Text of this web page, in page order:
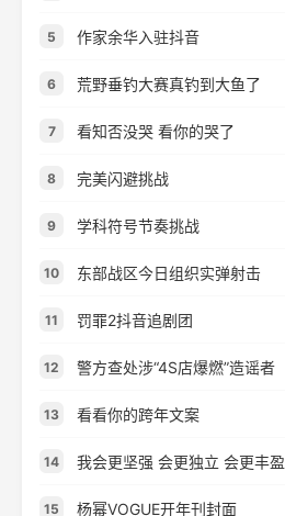
5 作家余华入驻抖音
6 荒野垂钓大赛真钓到大鱼了
7 看知否没哭 看你的哭了
8 完美闪避挑战
9 学科符号节奏挑战
10 东部战区今日组织实弹射击
11 罚罪2抖音追剧团
12 警方查处涉“4S店爆燃”造谣者
13 看看你的跨年文案
14 我会更坚强 会更独立 会更丰盈
15 杨幂VOGUE开年刊封面